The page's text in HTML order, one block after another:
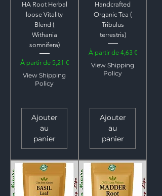
HA Root Herbal
loose Vitality
Blend (
Withania
somnifera)
À partir de 5,21 €
Prix promotionnel
View Shipping
Policy
Ajouter
au
panier
Handcrafted
Organic Tea (
Tribulus
terrestris)
À partir de 4,63 €
Prix promotionnel
View Shipping
Policy
Ajouter
au
panier